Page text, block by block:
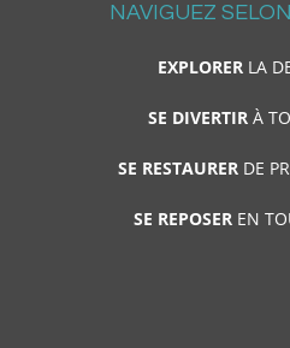
NAVIGUEZ
EXPLORERLA
SE DIVERTIRÀ
SE RESTAURER DE
SE REPOSEREN